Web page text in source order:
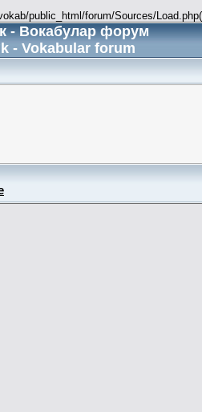
public_html/forum/Sources/
- Вокабулар форум
- Vokabular forum